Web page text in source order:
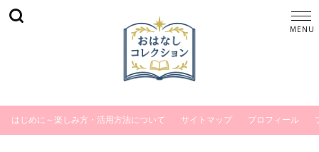
はじめに～楽しみ方・活用方法について サイトマップ プロフィール